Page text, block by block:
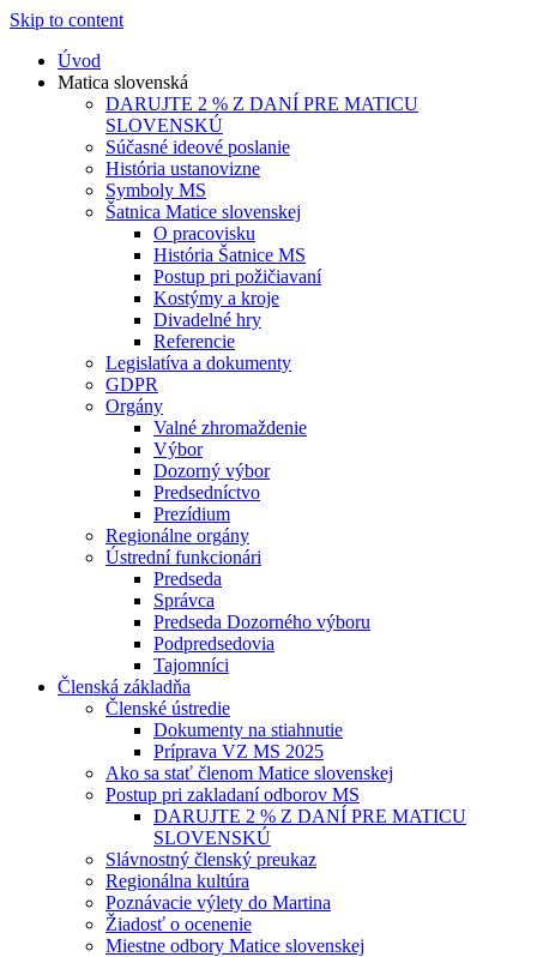
Skip to content
Úvod
Matica slovenská
DARUJTE 2 % Z DANÍ PRE MATICU
SLOVENSKÚ
Súčasné ideové poslanie
História ustanovizne
Symboly MS
Šatnica Matice slovenskej
O pracovisku
História Šatnice MS
Postup pri požičiavaní
Kostýmy a kroje
Divadelné hry
Referencie
Legislatíva a dokumenty
GDPR
Orgány
Valné zhromaždenie
Výbor
Dozorný výbor
Predsedníctvo
Prezídium
Regionálne orgány
Ústrední funkcionári
Predseda
Správca
Predseda Dozorného výboru
Podpredsedovia
Tajomníci
Členská základňa
Členské ústredie
Dokumenty na stiahnutie
Príprava VZ MS 2025
Ako sa stať členom Matice slovenskej
Postup pri zakladaní odborov MS
DARUJTE 2 % Z DANÍ PRE MATICU
SLOVENSKÚ
Slávnostný členský preukaz
Regionálna kultúra
Poznávacie výlety do Martina
Žiadosť o ocenenie
Miestne odbory Matice slovenskej